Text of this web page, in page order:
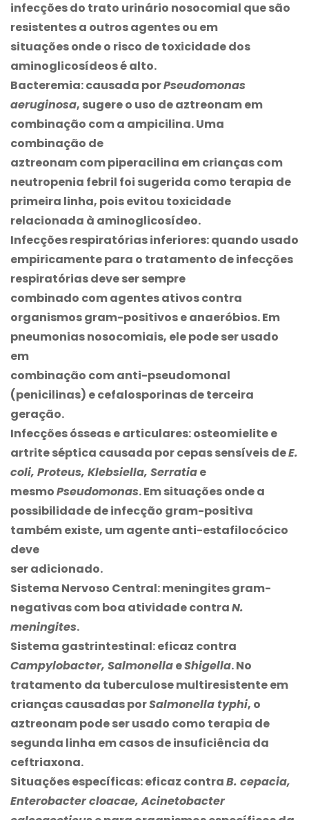
infecções do trato urinário nosocomial que são
resistentes a outros agentes ou em
situações onde o risco de toxicidade dos
aminoglicosídeos é alto.
Bacteremia:causada porPseudomonas
aeruginosa, sugere o uso de aztreonam em
combinação com a ampicilina. Uma
combinação de
aztreonam com piperacilina em crianças com
neutropenia febril foi sugerida como terapia de
primeira linha, pois evitou toxicidade
relacionada à aminoglicosídeo.
Infecções respiratórias inferiores:quando usado
empiricamente para o tratamento de infecções
respiratórias deve ser sempre
combinado com agentes ativos contra
organismos gram-positivos e anaeróbios. Em
pneumonias nosocomiais, ele pode ser usado
em
combinação com anti-pseudomonal
(penicilinas) e cefalosporinas de terceira
geração.
Infecções ósseas e articulares:osteomielite e
artrite séptica causada por cepas sensíveis deE.
coli, Proteus, Klebsiella, Serratiae
mesmoPseudomonas. Em situações onde a
possibilidade de infecção gram-positiva
também existe, um agente anti-estafilocócico
deve
ser adicionado.
Sistema Nervoso Central:meningites gram-
negativas com boa atividade contraN.
meningites.
Sistema gastrintestinal:eficaz contra
Campylobacter, SalmonellaeShigella. No
tratamento da tuberculose multiresistente em
crianças causadas porSalmonella typhi, o
aztreonam pode ser usado como terapia de
segunda linha em casos de insuficiência da
ceftriaxona.
Situações específicas:eficaz contraB. cepacia,
Enterobacter cloacae, Acinetobacter